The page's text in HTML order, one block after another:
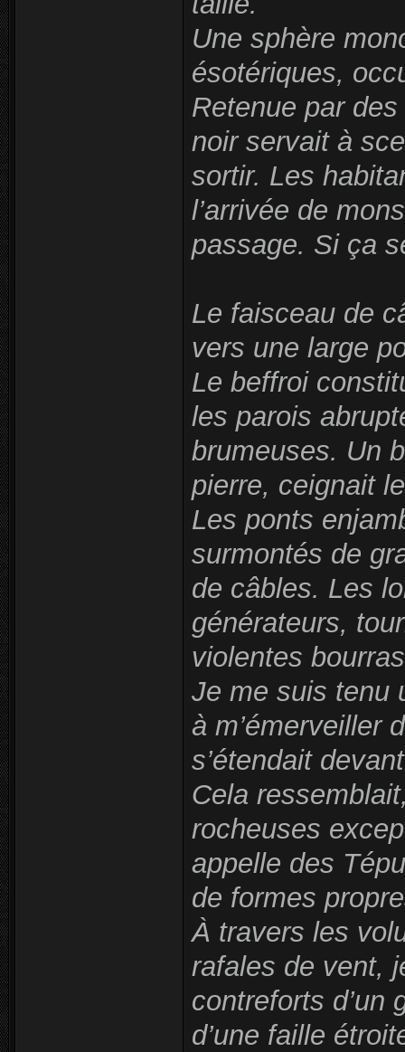
Une sphère
ésotériques,
Retenue par
noir servait à
sortir. Les
l’arrivée de
passage. Si ça
Le faisceau de
vers une large
Le beffroi
les parois
brumeuses. Un
pierre, ceignait
Les ponts
surmontés de
de câbles. Les
générateurs,
violentes
Je me suis tenu
à m’émerveiller
s’étendait
Cela
rocheuses
appelle des
de formes
À travers les
rafales de vent,
contreforts d’un
d’une faille